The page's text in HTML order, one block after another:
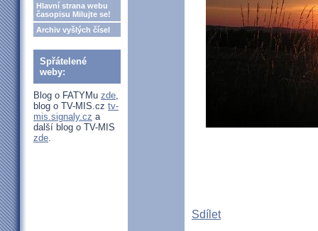
Hlavní strana webu
časopisu Milujte se!
Archiv vyšlých čísel
Spřátelené
weby:
Blog o FATYMu zde,
blog o TV-MIS.cz tv-
mis.signaly.cz a
další blog o TV-MIS
zde.
Sdílet